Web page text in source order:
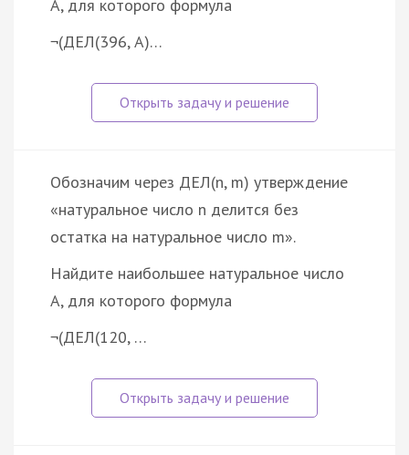
A, для которого формула
¬(ДЕЛ(396, A)…
Обозначим через ДЕЛ(n, m) утверждение
«натуральное число n делится без
остатка на натуральное число m».
Найдите наибольшее натуральное число
A, для которого формула
¬(ДЕЛ(120, …